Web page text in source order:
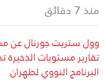
منذ 7 دقائق
وول ستريت جورنال عن
تقارير مستويات
البرنامج النووي لطهران